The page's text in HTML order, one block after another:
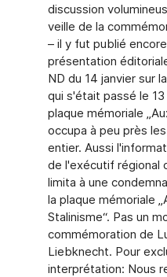
discussion
veille de la
– il y fut publié
présentation
ND du 14 janvier sur
qui s'était passé le
plaque mémoriale
occupa à peu près
entier. Aussi
de l'exécutif régional
limita à une
la plaque mémoriale
Stalinisme“. Pas un
commémoration de
Liebknecht. Pour
interprétation: Nous